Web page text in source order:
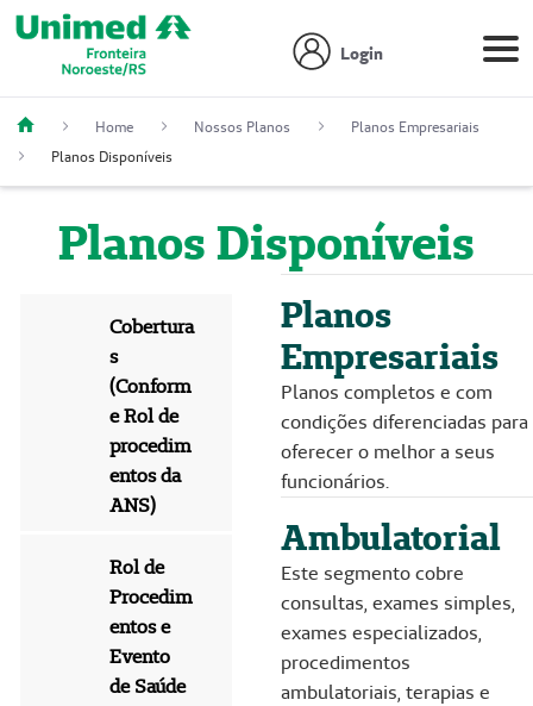
Login
Home Nossos Planos
Planos Empresariais
Planos Disponíveis
Planos Disponíveis
Cobertura
s
(Conform
e Rol de
procedim
entos da
ANS)
Rol de
Procedim
entos e
Evento
de Saúde
Planos
Empresariais
Planos completos e com
condições diferenciadas para
oferecer o melhor a seus
funcionários.
Ambulatorial
Este segmento cobre
consultas, exames simples,
exames especializados,
procedimentos
ambulatoriais, terapias e